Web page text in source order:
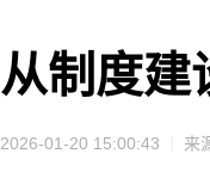
从制度建
2026-01-20 15:00:43 来